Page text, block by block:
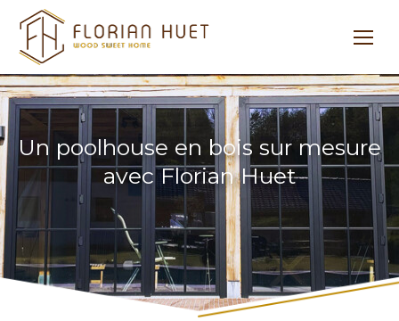
Un poolhouse en bois sur mesure
avec Florian Huet